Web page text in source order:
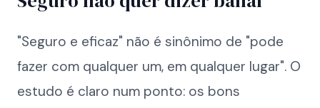
"Seguro e eficaz" não é sinônimo de "pode
fazer com qualquer um, em qualquer lugar". O
estudo é claro num ponto: os bons